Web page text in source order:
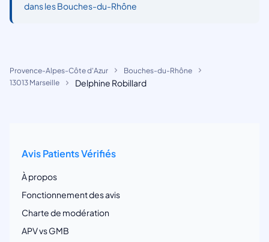
dans les Bouches-du-Rhône
Provence-Alpes-Côte d'Azur
Bouches-du-Rhône
13013 Marseille
Delphine Robillard
Avis Patients Vérifiés
À propos
Fonctionnement des avis
Charte de modération
APV vs GMB